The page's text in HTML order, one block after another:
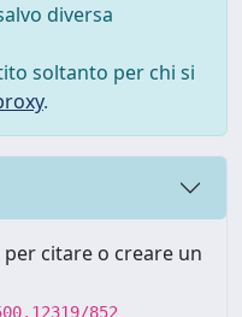
diversa
soltanto per chi si
.
citare o creare un
852